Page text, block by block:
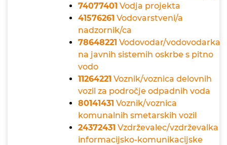
74077401 Vodja projekta
41576261 Vodovarstveni/a
nadzornik/ca
78648221 Vodovodar/vodovodarka
na javnih sistemih oskrbe s pitno
vodo
11264221 Voznik/voznica delovnih
vozil za področje odpadnih voda
80141431 Voznik/voznica
komunalnih smetarskih vozil
24372431 Vzdrževalec/vzdrževalka
informacijsko-komunikacijske